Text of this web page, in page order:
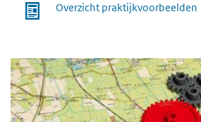
Overzicht praktijkvoorbeelden
Indienen praktijkvoorbeeld